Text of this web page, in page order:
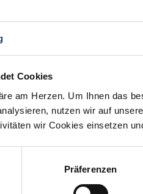
Cookies
am Herzen. Um Ihnen das
nutzen wir auf
wir Cookies einsetzen
Präferenzen
kostenlos Details anfragen
sehen Sie von Bewerbungen
FÜR EINE
APPROBATION
Zahnarzt Service
Lengede